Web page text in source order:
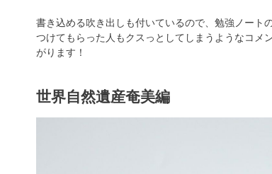
書き込める吹き出しも付いているので、勉強ノート
つけてもらった人もクスっとしてしまうようなコメ
がります！
世界自然遺産奄美編